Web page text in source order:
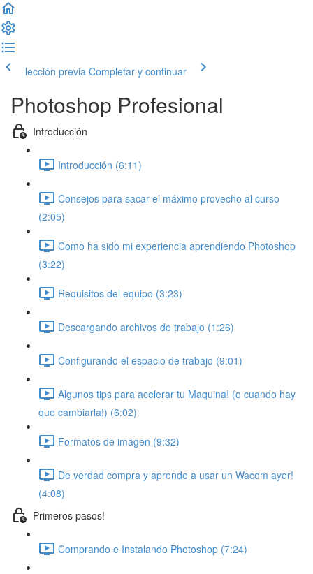
lección previa Completar y continuar
Photoshop Profesional
Introducción
Introducción (6:11)
Consejos para sacar el máximo provecho al curso
(2:05)
Como ha sido mi experiencia aprendiendo Photoshop
(3:22)
Requisitos del equipo (3:23)
Descargando archivos de trabajo (1:26)
Configurando el espacio de trabajo (9:01)
Algunos tips para acelerar tu Maquina! (o cuando hay
que cambiarla!) (6:02)
Formatos de imagen (9:32)
De verdad compra y aprende a usar un Wacom ayer!
(4:08)
Primeros pasos!
Comprando e Instalando Photoshop (7:24)